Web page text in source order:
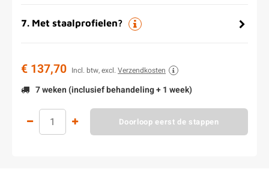
7. Met staalprofielen?
€ 137,70 Incl. btw, excl. Verzendkosten
7 weken (inclusief behandeling + 1 week)
Doorloop eerst de stappen